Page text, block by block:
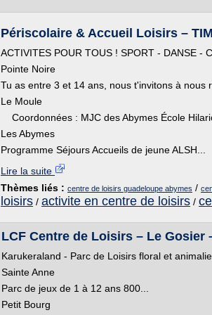
Périscolaire & Accueil Loisirs –
ACTIVITES POUR TOUS ! SPORT - DANSE -
Pointe Noire
Tu as entre 3 et 14 ans, nous t'invitons à nous
Le Moule
Coordonnées : MJC des Abymes École
Les Abymes
Programme Séjours Accueils de jeune ALSH...
Lire la suite
Thèmes liés : centre de loisirs guadeloupe abymes /
loisirs / activite en centre de loisirs /
LCF Centre de Loisirs – Le Gosier
Karukeraland - Parc de Loisirs floral et
Sainte Anne
Parc de jeux de 1 à 12 ans 800...
Petit Bourg